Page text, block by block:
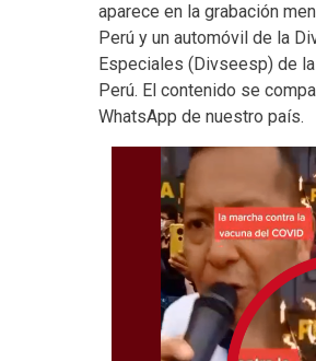
aparece en la grabación
Perú y un automóvil de la
Especiales (Divseesp) de
Perú. El contenido se
WhatsApp de nuestro país.